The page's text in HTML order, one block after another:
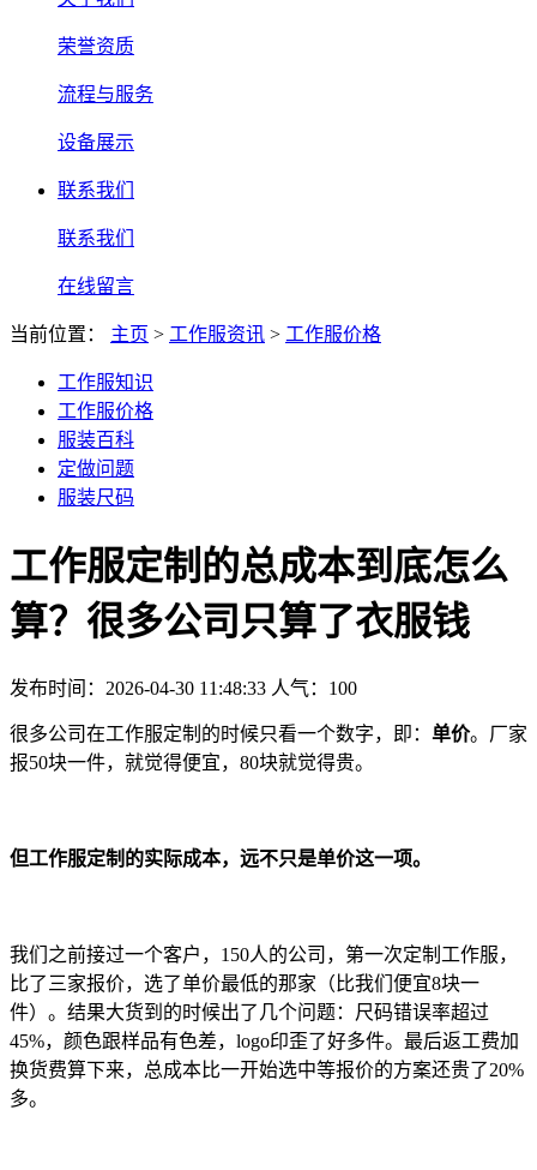
荣誉资质
流程与服务
设备展示
联系我们
联系我们
在线留言
当前位置： 主页 > 工作服资讯 > 工作服价格
工作服知识
工作服价格
服装百科
定做问题
服装尺码
工作服定制的总成本到底怎么
算？很多公司只算了衣服钱
发布时间：2026-04-30 11:48:33 人气： 100
很多公司在工作服定制的时候只看一个数字，即： 单价。厂家
报50块一件，就觉得便宜，80块就觉得贵。
但工作服定制的实际成本，远不只是单价这一项。
我们之前接过一个客户，150人的公司，第一次定制工作服，
比了三家报价，选了单价最低的那家（比我们便宜8块一
件）。结果大货到的时候出了几个问题：尺码错误率超过
45%，颜色跟样品有色差，logo印歪了好多件。 最后返工费加
换货费算下来，总成本比一开始选中等报价的方案还贵了20%
多。